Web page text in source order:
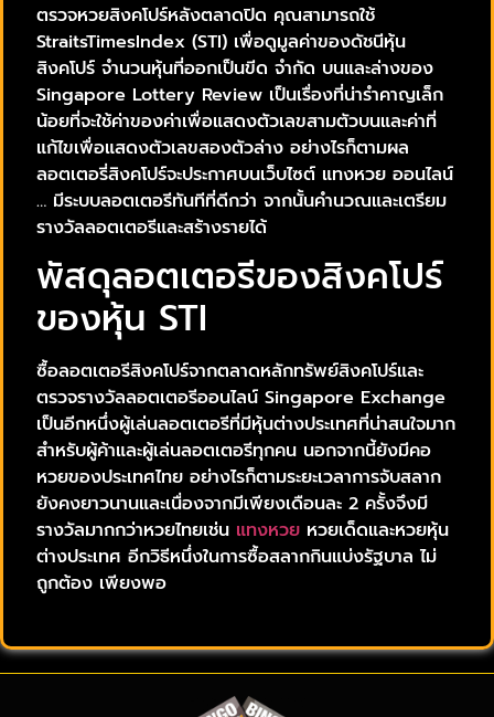
ตรวจหวยสิงคโปร์หลังตลาดปิด คุณสามารถใช้
StraitsTimesIndex (STI) เพื่อดูมูลค่าของดัชนีหุ้น
สิงคโปร์ จำนวนหุ้นที่ออกเป็นขีด จำกัด บนและล่างของ
Singapore Lottery Review เป็นเรื่องที่น่ารำคาญเล็ก
น้อยที่จะใช้ค่าของค่าเพื่อแสดงตัวเลขสามตัวบนและค่าที่
แก้ไขเพื่อแสดงตัวเลขสองตัวล่าง อย่างไรก็ตามผล
ลอตเตอรี่สิงคโปร์จะประกาศบนเว็บไซต์ แทงหวย ออนไลน์
… มีระบบลอตเตอรีทันทีที่ดีกว่า จากนั้นคำนวณและเตรียม
รางวัลลอตเตอรีและสร้างรายได้
พัสดุลอตเตอรีของสิงคโปร์
ของหุ้น STI
ซื้อลอตเตอรีสิงคโปร์จากตลาดหลักทรัพย์สิงคโปร์และ
ตรวจรางวัลลอตเตอรีออนไลน์ Singapore Exchange
เป็นอีกหนึ่งผู้เล่นลอตเตอรีที่มีหุ้นต่างประเทศที่น่าสนใจมาก
สำหรับผู้ค้าและผู้เล่นลอตเตอรีทุกคน นอกจากนี้ยังมีคอ
หวยของประเทศไทย อย่างไรก็ตามระยะเวลาการจับสลาก
ยังคงยาวนานและเนื่องจากมีเพียงเดือนละ 2 ครั้งจึงมี
รางวัลมากกว่าหวยไทยเช่น แทงหวย หวยเด็ดและหวยหุ้น
ต่างประเทศ อีกวิธีหนึ่งในการซื้อสลากกินแบ่งรัฐบาล ไม่
ถูกต้อง เพียงพอ